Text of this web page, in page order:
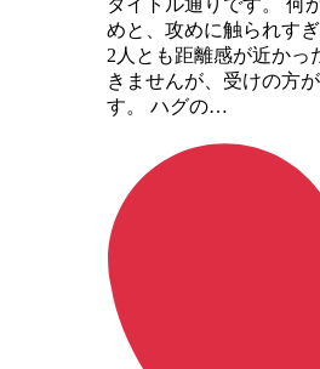
タイトル通りです。 何
めと、攻めに触られす
2人とも距離感が近かっ
きませんが、受けの方
す。 ハグの…